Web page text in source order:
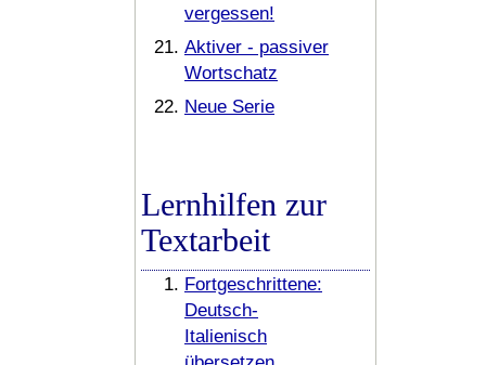
vergessen!
Aktiver - passiver
Wortschatz
Neue Serie
Lernhilfen zur
Textarbeit
Fortgeschrittene:
Deutsch-
Italienisch